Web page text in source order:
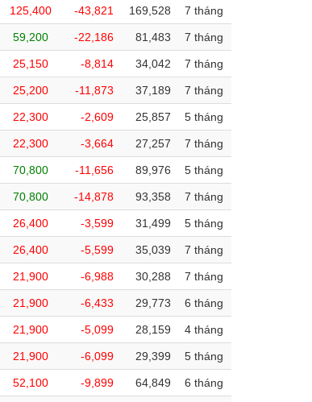
125,400 -43,821 169,528 7 tháng
59,200 -22,186 81,483 7 tháng
25,150 -8,814 34,042 7 tháng
25,200 -11,873 37,189 7 tháng
22,300 -2,609 25,857 5 tháng
22,300 -3,664 27,257 7 tháng
70,800 -11,656 89,976 5 tháng
70,800 -14,878 93,358 7 tháng
26,400 -3,599 31,499 5 tháng
26,400 -5,599 35,039 7 tháng
21,900 -6,988 30,288 7 tháng
21,900 -6,433 29,773 6 tháng
21,900 -5,099 28,159 4 tháng
21,900 -6,099 29,399 5 tháng
52,100 -9,899 64,849 6 tháng